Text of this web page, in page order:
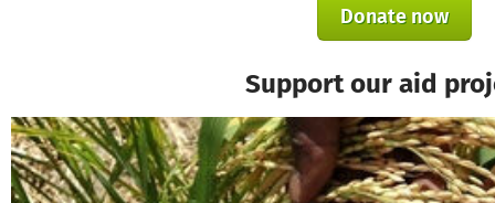
Donate now
Support our aid